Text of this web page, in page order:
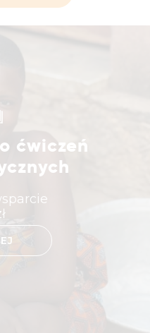
ćwiczeń